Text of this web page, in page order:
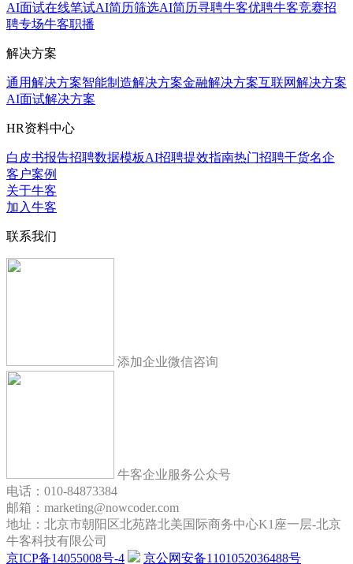
AI面试在线笔试AI简历筛选AI简历寻聘牛客优聘牛客竞赛招
聘专场牛客职播
解决方案
通用解决方案智能制造解决方案金融解决方案互联网解决方案
AI面试解决方案
HR资料中心
白皮书报告招聘数据模板AI招聘提效指南热门招聘干货名企
客户案例
关于牛客
加入牛客
联系我们
添加企业微信咨询
牛客企业服务公众号
电话：010-84873384
邮箱：marketing@nowcoder.com
地址：北京市朝阳区北苑路北美国际商务中心K1座一层-北京
牛客科技有限公司
京ICP备14055008号-4
京公网安备1101052036488号